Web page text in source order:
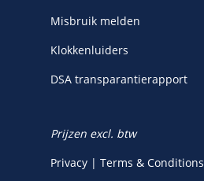
Misbruik melden
Klokkenluiders
DSA transparantierapport
Prijzen excl. btw
Privacy | Terms & Conditions